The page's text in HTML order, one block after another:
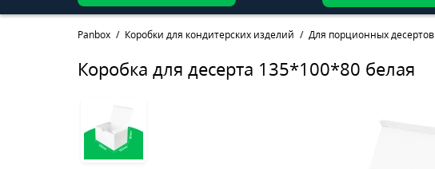
Panbox Коробки для кондитерских изделий Для порционных десертов
Коробка для десерта 135*100*80 белая